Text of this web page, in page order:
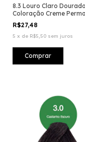
8.3 Louro Claro Dourado
Coloração Creme
Vegana
R$27,48
5 x de R$5,50 sem juros